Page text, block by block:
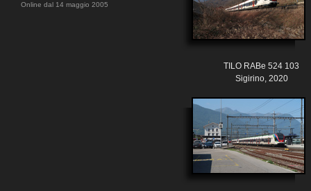
Online dal 14 maggio 2005
TILO RABe 524 103
Sigirino, 2020